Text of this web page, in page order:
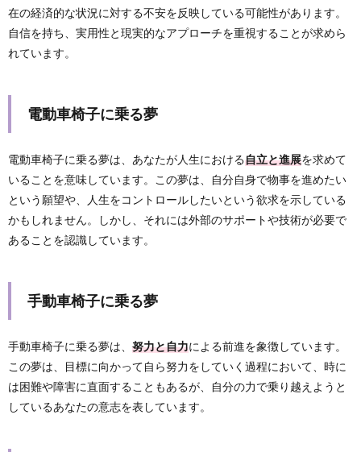
在の経済的な状況に対する不安を反映している可能性があります。
自信を持ち、実用性と現実的なアプローチを重視することが求めら
れています。
電動車椅子に乗る夢
電動車椅子に乗る夢は、あなたが人生における自立と進展を求めて
いることを意味しています。この夢は、自分自身で物事を進めたい
という願望や、人生をコントロールしたいという欲求を示している
かもしれません。しかし、それには外部のサポートや技術が必要で
あることを認識しています。
手動車椅子に乗る夢
手動車椅子に乗る夢は、 努力と自力による前進を象徴しています。
この夢は、目標に向かって自ら努力をしていく過程において、時に
は困難や障害に直面することもあるが、自分の力で乗り越えようと
しているあなたの意志を表しています。